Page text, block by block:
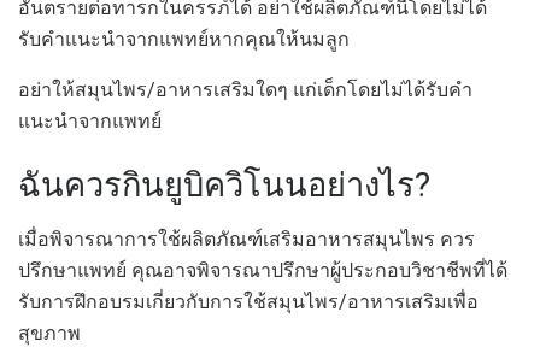
อันตรายต่อทารกในครรภ์ได้ อย่าใช้ผลิตภัณฑ์นี้โดยไม่ได้
รับคำแนะนำจากแพทย์หากคุณให้นมลูก
อย่าให้สมุนไพร/อาหารเสริมใดๆ แก่เด็กโดยไม่ได้รับคำ
แนะนำจากแพทย์
ฉันควรกินยูบิควิโนนอย่างไร?
เมื่อพิจารณาการใช้ผลิตภัณฑ์เสริมอาหารสมุนไพร ควร
ปรึกษาแพทย์ คุณอาจพิจารณาปรึกษาผู้ประกอบวิชาชีพที่ได้
รับการฝึกอบรมเกี่ยวกับการใช้สมุนไพร/อาหารเสริมเพื่อ
สุขภาพ